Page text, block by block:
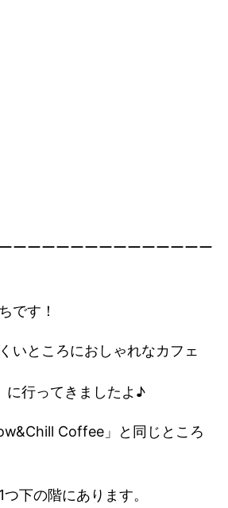
ーーーーーーーーーーーーーー
です！
いところにおしゃれなカフェ
に行ってきましたよ♪
Coffee」と同じところ
下の階にあります。